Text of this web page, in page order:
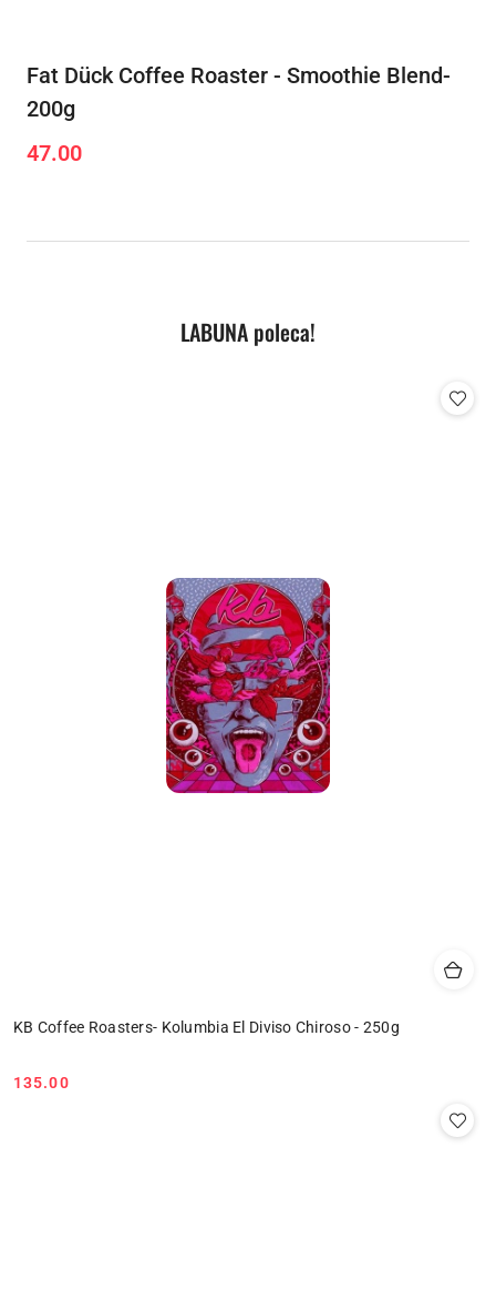
Fat Dück Coffee Roaster - Smoothie Blend-
200g
Cena:
47.00
Pomiń karuzelę produktów
Produkty
LABUNA poleca!
KB Coffee Roasters- Kolumbia El Diviso Chiroso - 250g
Cena:
135.00